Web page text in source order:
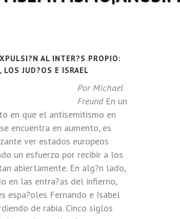
AL INTER?S PROPIO:
LOS JUD?OS E ISRAEL
Por Michael
FreundEn un
en que el antisemitismo en
encuentra en aumento, es
ver estados europeos
un esfuerzo por recibir a los
abiertamente. En alg?n lado,
en las entra?as del infierno,
espa?oles Fernando e Isabel
de rabia. Cinco siglos